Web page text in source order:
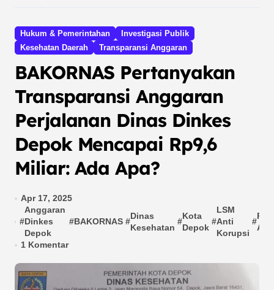
Hukum & Pemerintahan
Investigasi Publik
Kesehatan Daerah
Transparansi Anggaran
BAKORNAS Pertanyakan
Transparansi Anggaran
Perjalanan Dinas Dinkes
Depok Mencapai Rp9,6
Miliar: Ada Apa?
Apr 17, 2025
#
Anggaran
Dinkes
Depok
#BAKORNAS #
Dinas
Kesehatan
#
Kota
Depok
#
LSM
Anti
Korupsi
#
1 Komentar